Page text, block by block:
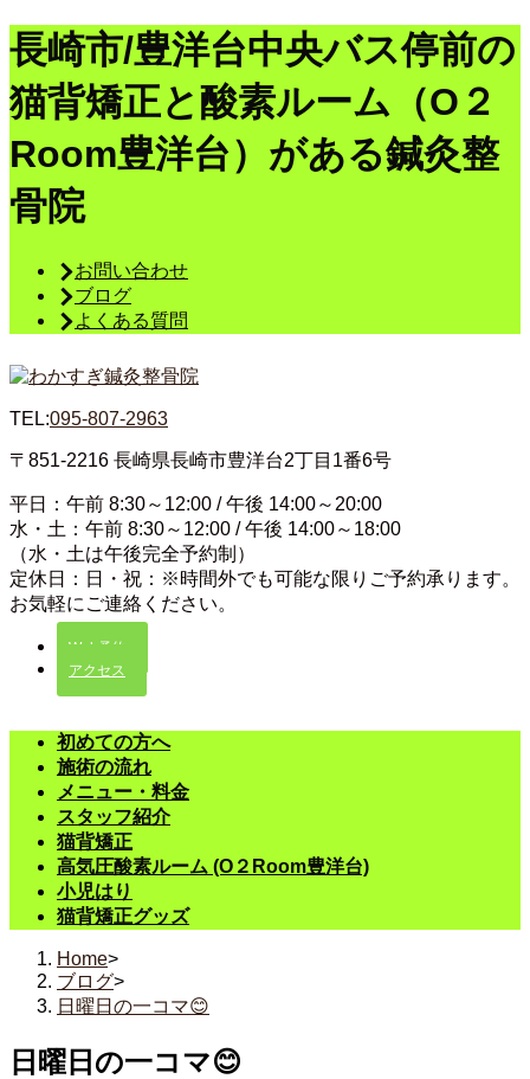
長崎市/豊洋台中央バス停前の
猫背矯正と酸素ルーム（O２
Room豊洋台）がある鍼灸整
骨院
お問い合わせ
ブログ
よくある質問
TEL:095-807-2963
〒851-2216 長崎県長崎市豊洋台2丁目1番6号
平日：午前 8:30～12:00 / 午後 14:00～20:00
水・土：午前 8:30～12:00 / 午後 14:00～18:00
（水・土は午後完全予約制）
定休日：日・祝：※時間外でも可能な限りご予約承ります。
お気軽にご連絡ください。
Web予約
アクセス
初めての方へ
施術の流れ
メニュー・料金
スタッフ紹介
猫背矯正
高気圧酸素ルーム (O２Room豊洋台)
小児はり
猫背矯正グッズ
Home>
ブログ>
日曜日の一コマ😊
日曜日の一コマ😊